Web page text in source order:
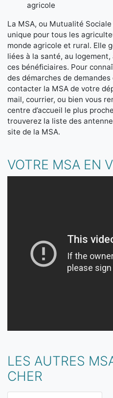
agricole
La MSA, ou Mutualité
unique pour tous les
monde agricole et rural. Elle
liées à la santé, au
ces bénéficiaires. Pour
des démarches de demandes
contacter la MSA de votre
mail, courrier, ou bien vous
centre d’accueil le plus
trouverez la liste des
site de la MSA.
VOTRE MSA EN
LES AUTRES
CHER